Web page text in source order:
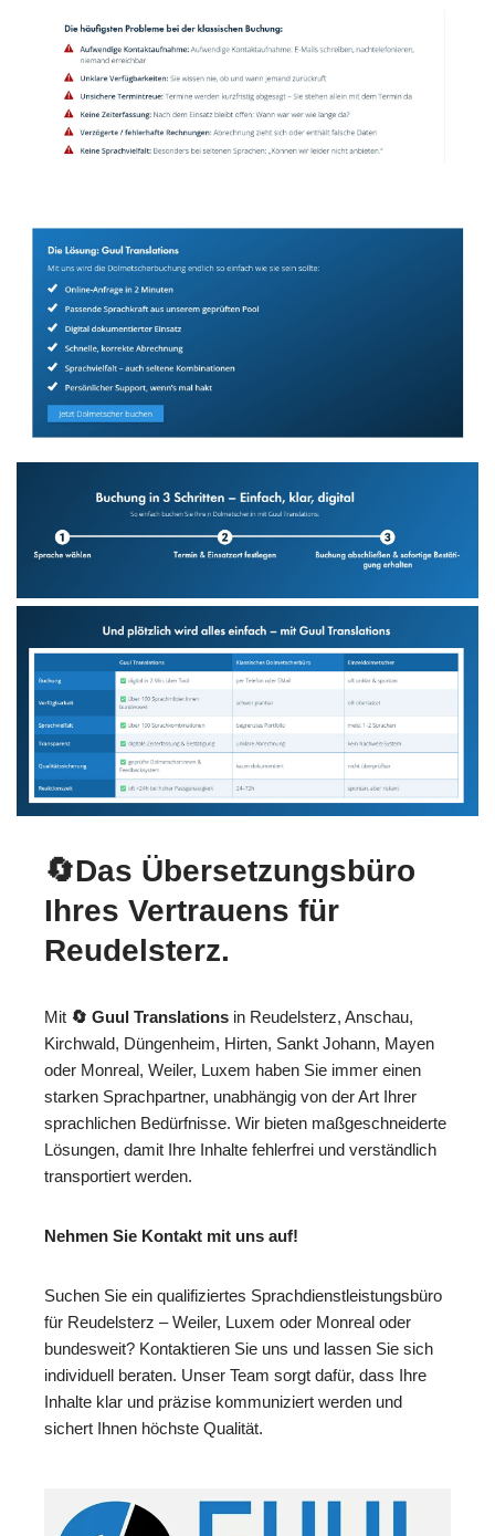
🔄Das Übersetzungsbüro
Ihres Vertrauens für
Reudelsterz.
Mit 🔄 Guul Translations in Reudelsterz, Anschau,
Kirchwald, Düngenheim, Hirten, Sankt Johann, Mayen
oder Monreal, Weiler, Luxem haben Sie immer einen
starken Sprachpartner, unabhängig von der Art Ihrer
sprachlichen Bedürfnisse. Wir bieten maßgeschneiderte
Lösungen, damit Ihre Inhalte fehlerfrei und verständlich
transportiert werden.
Nehmen Sie Kontakt mit uns auf!
Suchen Sie ein qualifiziertes Sprachdienstleistungsbüro
für Reudelsterz – Weiler, Luxem oder Monreal oder
bundesweit? Kontaktieren Sie uns und lassen Sie sich
individuell beraten. Unser Team sorgt dafür, dass Ihre
Inhalte klar und präzise kommuniziert werden und
sichert Ihnen höchste Qualität.